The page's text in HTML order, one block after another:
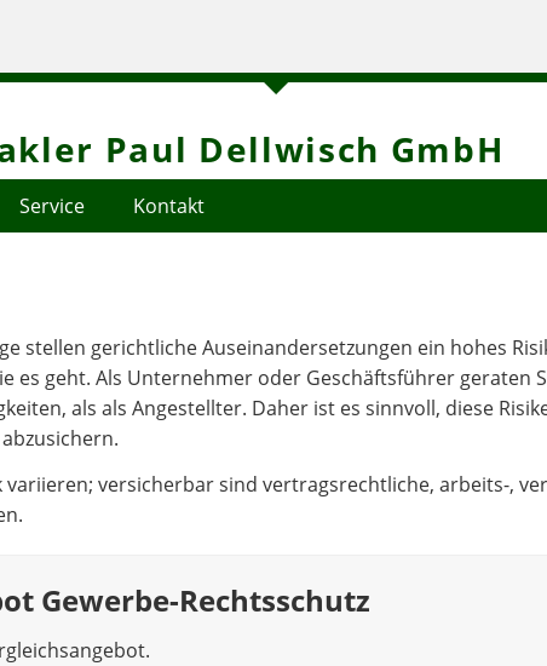
Paul Dellwisch GmbH
Service Kontakt
stellen gerichtliche Auseinandersetzungen ein hohes
es geht. Als Unternehmer oder Geschäftsführer geraten
als als Angestellter. Daher ist es sinnvoll, diese
versicherbar sind vertragsrechtliche, arbeits-,
Gewerbe-Rechtsschutz